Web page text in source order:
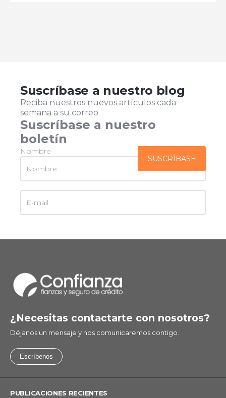
Suscríbase a nuestro blog
Reciba nuestros nuevos artículos cada
semana a su correo
Suscríbase a nuestro
boletín
Nombre
¿Necesitas contactarte con nosotros?
Déjanos un mensaje y nos comunicaremos contigo.
Escríbenos
PUBLICACIONES RECIENTES